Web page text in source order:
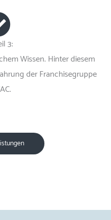
3:
Wissen. Hinter diesem
der Franchisegruppe